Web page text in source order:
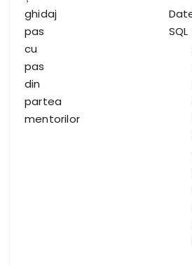
ghidaj
pas
cu
pas
din
partea
mentorilor
SQL